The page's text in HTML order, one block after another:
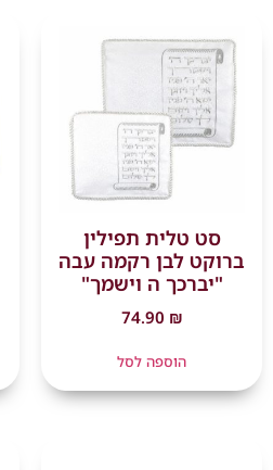
סט טלית תפילין
ברוקט לבן רקמה עבה
"יברכך ה וישמך"
74.90 ₪
הוספה לסל